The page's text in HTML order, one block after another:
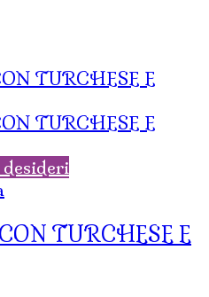
TURCHESE E